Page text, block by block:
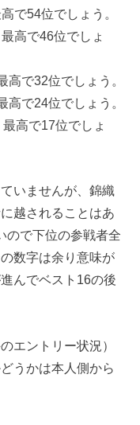
54位でしょう。
で46位でしょ
で32位でしょう。
で24位でしょう。
で17位でしょ
いませんが、錦織
越されることはあ
ので下位の参戦者全
数字は余り意味が
んでベスト16の後
エントリー状況）
うかは本人側から